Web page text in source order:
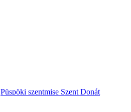
Püspöki szentmise Szent Donát